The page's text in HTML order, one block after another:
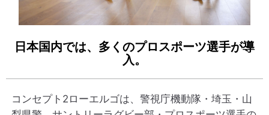
日本国内では、多くのプロスポーツ選手が導
入。
コンセプト2ローエルゴは、警視庁機動隊・埼玉・山